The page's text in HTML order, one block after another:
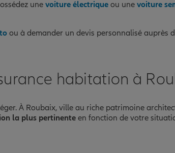
une voiture électrique ou une voiture
ou à demander un devis personnalisé auprès
habitation à
À Roubaix, ville au riche patrimoine
la plus pertinente en fonction de votre